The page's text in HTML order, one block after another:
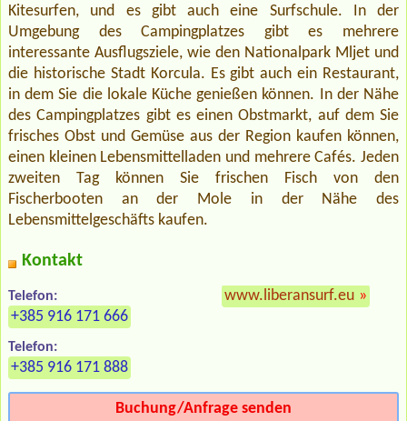
Kitesurfen, und es gibt auch eine Surfschule. In der
Umgebung des Campingplatzes gibt es mehrere
interessante Ausflugsziele, wie den Nationalpark Mljet und
die historische Stadt Korcula. Es gibt auch ein Restaurant,
in dem Sie die lokale Küche genießen können. In der Nähe
des Campingplatzes gibt es einen Obstmarkt, auf dem Sie
frisches Obst und Gemüse aus der Region kaufen können,
einen kleinen Lebensmittelladen und mehrere Cafés. Jeden
zweiten Tag können Sie frischen Fisch von den
Fischerbooten an der Mole in der Nähe des
Lebensmittelgeschäfts kaufen.
Kontakt
Telefon:
+385 916 171 666
Telefon:
+385 916 171 888
www.liberansurf.eu »
Buchung/Anfrage senden